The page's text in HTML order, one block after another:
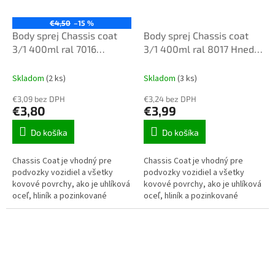
€4,50 –15 %
Body sprej Chassis coat
3/1 400ml ral 7016
Skladom (2 ks)
€3,09 bez DPH
€3,80
Do košíka
Chassis Coat je vhodný pre
podvozky vozidiel a všetky
kovové povrchy, ako je uhlíková
oceľ, hliník a pozinkované
povrchy.
Body sprej Chassis coat
3/1 400ml ral 8017 Hneda
Skladom (3 ks)
€3,24 bez DPH
€3,99
Do košíka
Chassis Coat je vhodný pre
podvozky vozidiel a všetky
kovové povrchy, ako je uhlíková
oceľ, hliník a pozinkované
povrchy.